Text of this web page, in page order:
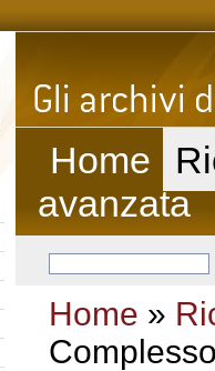
Home
avanzata
Home »